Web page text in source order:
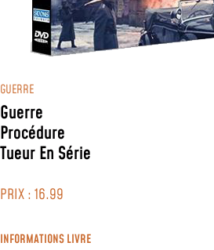
GUERRE
Guerre
Procédure
Tueur En Série
PRIX : 16.99
INFORMATIONS LIVRE